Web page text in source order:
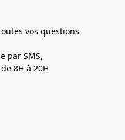
vos questions
par SMS,
8H à 20H